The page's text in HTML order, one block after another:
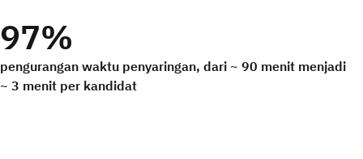
97%
pengurangan waktu penyaringan, dari ~ 90 menit menjadi
~ 3 menit per kandidat